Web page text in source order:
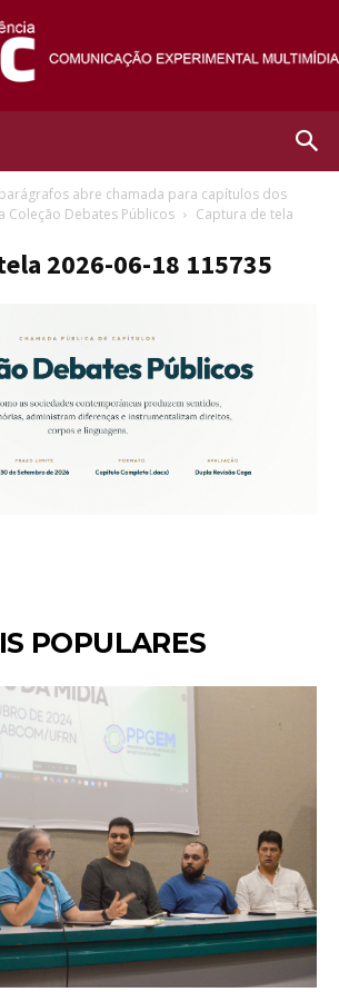
Fotec
abre chamada para capítulos dos
Coleção Debates Públicos
Captura de tela
2026-06-18 115735
POPULARES